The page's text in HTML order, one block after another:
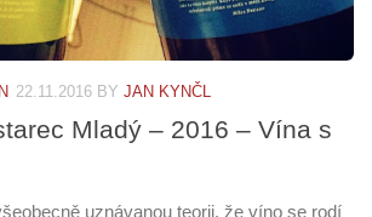
22.11.2016 BY JAN KYNČL
Mladý – 2016 – Vína s
uznávanou teorii, že víno se rodí